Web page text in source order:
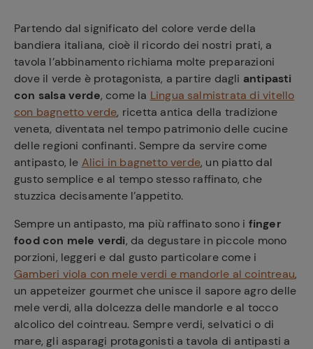
Partendo dal significato del colore verde della
bandiera italiana, cioè il ricordo dei nostri prati, a
tavola l’abbinamento richiama molte preparazioni
dove il verde è protagonista, a partire dagli antipasti
con salsa verde, come la Lingua salmistrata di vitello
con bagnetto verde, ricetta antica della tradizione
veneta, diventata nel tempo patrimonio delle cucine
delle regioni confinanti. Sempre da servire come
antipasto, le Alici in bagnetto verde, un piatto dal
gusto semplice e al tempo stesso raffinato, che
stuzzica decisamente l’appetito.
Sempre un antipasto, ma più raffinato sono i finger
food con mele verdi, da degustare in piccole mono
porzioni, leggeri e dal gusto particolare come i
Gamberi viola con mele verdi e mandorle al cointreau,
un appeteizer gourmet che unisce il sapore agro delle
mele verdi, alla dolcezza delle mandorle e al tocco
alcolico del cointreau. Sempre verdi, selvatici o di
mare, gli asparagi protagonisti a tavola di antipasti a